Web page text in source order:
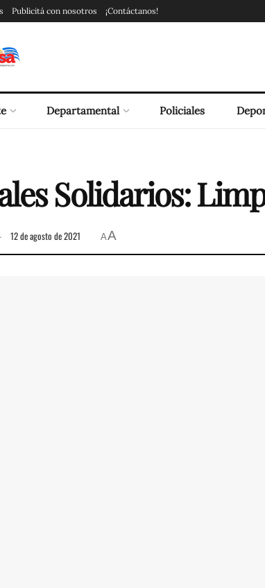
Publicitá con nosotros ¡Contáctanos!
Departamental Policiales
Solidarios:
12 de agosto de 2021 AA